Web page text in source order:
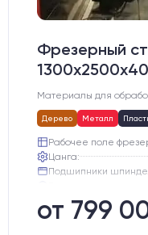
Фрезерный
Материалы для
Дерево Металл
Рабочее поле
Цанга:
Подшипники
Стол:
Двигатели:
от 799